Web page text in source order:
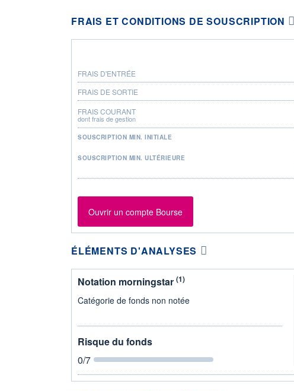
FRAIS ET CONDITIONS DE SOUSCRIPTION
FRAIS D'ENTRÉE
FRAIS DE SORTIE
FRAIS COURANT
dont frais de gestion
SOUSCRIPTION MIN. INITIALE
SOUSCRIPTION MIN. ULTÉRIEURE
Ouvrir un compte Bourse
ÉLÉMENTS D'ANALYSES
Notation morningstar (1)
Catégorie de fonds non notée
Risque du fonds
0/7